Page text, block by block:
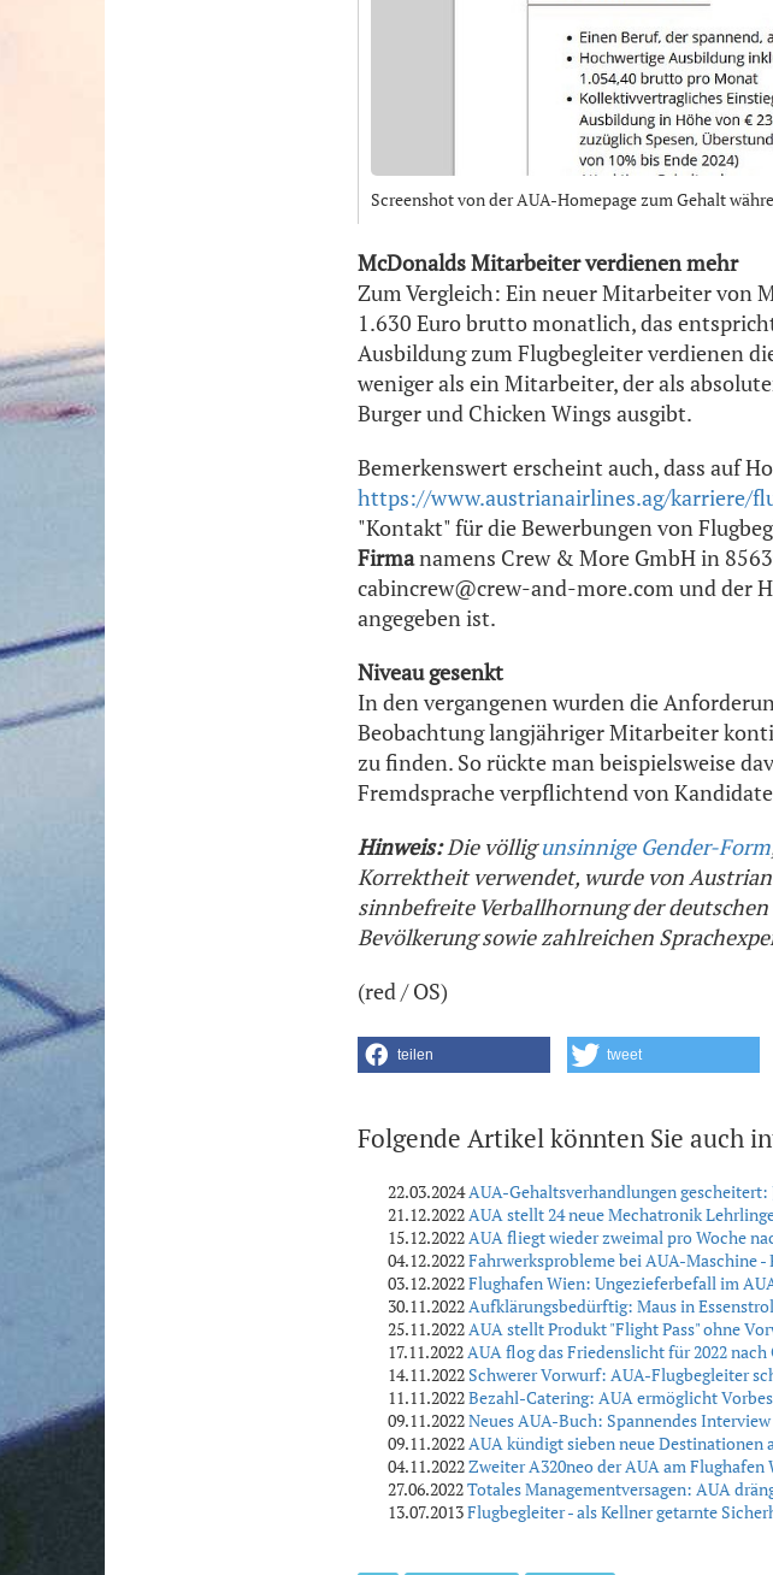
Screenshot von der AUA-Homepage zum Gehalt
McDonalds Mitarbeiter verdienen mehr
Zum Vergleich: Ein neuer Mitarbeiter von
1.630 Euro brutto monatlich, das
Ausbildung zum Flugbegleiter verdienen
weniger als ein Mitarbeiter, der als
Burger und Chicken Wings ausgibt.
Bemerkenswert erscheint auch, dass auf
https://www.austrianairlines.ag/karriere/
"Kontakt" für die Bewerbungen von
Firmanamens Crew & More GmbH in
cabincrew@crew-and-more.com und der
angegeben ist.
Niveau gesenkt
In den vergangenen wurden die
Beobachtung langjähriger Mitarbeiter
zu finden. So rückte man beispielsweise
Fremdsprache verpflichtend von
Hinweis:Die völligunsinnige Gender-Form
Korrektheit verwendet, wurde von
sinnbefreite Verballhornung der
Bevölkerung sowie zahlreichen
(red / OS)
teilen tweet
Folgende Artikel könnten Sie auch
22.03.2024AUA-Gehaltsverhandlungen
21.12.2022AUA stellt 24 neue Mechatronik
15.12.2022AUA fliegt wieder zweimal pro Woche
04.12.2022Fahrwerksprobleme bei AUA-Maschine -
03.12.2022Flughafen Wien: Ungezieferbefall im
30.11.2022Aufklärungsbedürftig: Maus in
25.11.2022AUA stellt Produkt "Flight Pass" ohne
17.11.2022AUA flog das Friedenslicht für 2022 nach
14.11.2022 Schwerer Vorwurf: AUA-Flugbegleiter
11.11.2022Bezahl-Catering: AUA ermöglicht
09.11.2022Neues AUA-Buch: Spannendes
09.11.2022AUA kündigt sieben neue Destinationen
04.11.2022Zweiter A320neo der AUA am Flughafen
27.06.2022Totales Managementversagen: AUA
13.07.2013Flugbegleiter - als Kellner getarnte